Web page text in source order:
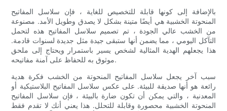
بالإضافة إلى كونها قابلة للتخصيص للغاية ، فإن سلاسل المفاتيح
المنحوتة الخشبية هي أيضًا متينة بشكل لا يصدق وطويل الأمد. مصنوعة
من الخشب عالي الجودة ، تم تصميم سلاسل المفاتيح هذه لتحمل
التآكل اليومي ، مما يضمن أنها ستبقى جيدة مثل جديدة لسنوات قادمة.
هذا يجعلهم الهدية المثالية لشخص يسير باستمرار ويحتاج إلى ملحق
موثوق به للحفاظ على آمنة مفاتيحه.
سبب آخر يجعل سلاسل المفاتيح المنحوتة من الخشب فكرة هدية
رائعة هو أنها صديقة للبيئة. على عكس سلاسل المفاتيح البلاستيكية أو
المعدنية ، والتي يمكن أن تكون ضارة بالبيئة ، فإن سلاسل المفاتيح
المنحوتة الخشبية محصورة وقابلة للتحلل. هذا يعني أنك لا تقدم فقط